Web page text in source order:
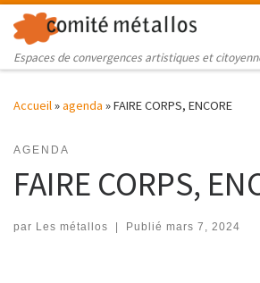
Skip to content
Espaces de convergences artistiques et
Accueil»agenda »FAIRE CORPS, ENCORE
AGENDA
FAIRE CORPS,
par Les métallos | Publié mars 7, 2024